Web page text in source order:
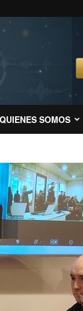
QUIENES SOMOS